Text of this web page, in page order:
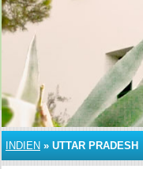
INDIEN » UTTAR PRADESH